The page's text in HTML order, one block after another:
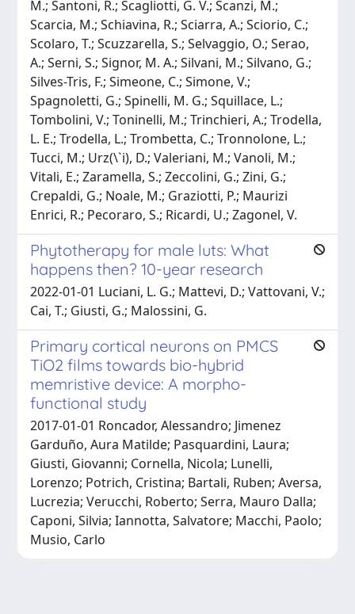
M.; Santoni, R.; Scagliotti, G. V.; Scanzi, M.;
Scarcia, M.; Schiavina, R.; Sciarra, A.; Sciorio, C.;
Scolaro, T.; Scuzzarella, S.; Selvaggio, O.; Serao,
A.; Serni, S.; Signor, M. A.; Silvani, M.; Silvano, G.;
Silves-Tris, F.; Simeone, C.; Simone, V.;
Spagnoletti, G.; Spinelli, M. G.; Squillace, L.;
Tombolini, V.; Toninelli, M.; Trinchieri, A.; Trodella,
L. E.; Trodella, L.; Trombetta, C.; Tronnolone, L.;
Tucci, M.; Urz(\`i), D.; Valeriani, M.; Vanoli, M.;
Vitali, E.; Zaramella, S.; Zeccolini, G.; Zini, G.;
Crepaldi, G.; Noale, M.; Graziotti, P.; Maurizi
Enrici, R.; Pecoraro, S.; Ricardi, U.; Zagonel, V.
Phytotherapy for male luts: What
happens then? 10-year research
2022-01-01 Luciani, L. G.; Mattevi, D.; Vattovani, V.;
Cai, T.; Giusti, G.; Malossini, G.
Primary cortical neurons on PMCS
TiO2 films towards bio-hybrid
memristive device: A morpho-
functional study
2017-01-01 Roncador, Alessandro; Jimenez
Garduño, Aura Matilde; Pasquardini, Laura;
Giusti, Giovanni; Cornella, Nicola; Lunelli,
Lorenzo; Potrich, Cristina; Bartali, Ruben; Aversa,
Lucrezia; Verucchi, Roberto; Serra, Mauro Dalla;
Caponi, Silvia; Iannotta, Salvatore; Macchi, Paolo;
Musio, Carlo